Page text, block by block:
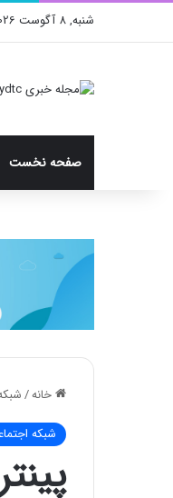
شنبه, 8 آگوست 2026
صفحه نخست
خانه/
شبکه